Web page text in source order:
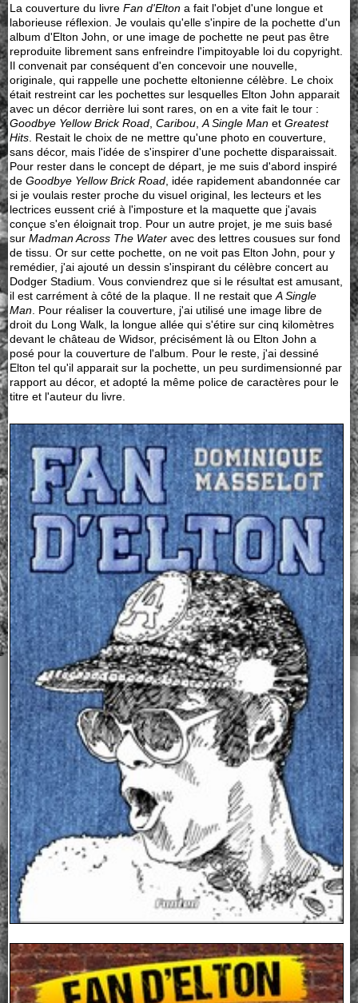
La couverture du livre Fan d'Elton a fait l'objet d'une longue et
laborieuse réflexion. Je voulais qu'elle s'inpire de la pochette d'un
album d'Elton John, or une image de pochette ne peut pas être
reproduite librement sans enfreindre l'impitoyable loi du copyright.
Il convenait par conséquent d'en concevoir une nouvelle,
originale, qui rappelle une pochette eltonienne célèbre. Le choix
était restreint car les pochettes sur lesquelles Elton John apparait
avec un décor derrière lui sont rares, on en a vite fait le tour :
Goodbye Yellow Brick Road Caribou A Single Man et Greatest
Hits . Restait le choix de ne mettre qu'une photo en couverture,
sans décor, mais l'idée de s'inspirer d'une pochette disparaissait.
Pour rester dans le concept de départ, je me suis d'abord inspiré
de Goodbye Yellow Brick Road , idée rapidement abandonnée car
si je voulais rester proche du visuel original, les lecteurs et les
lectrices eussent crié à l'imposture et la maquette que j'avais
conçue s'en éloignait trop. Pour un autre projet, je me suis basé
sur Madman Across The Water avec des lettres cousues sur fond
de tissu. Or sur cette pochette, on ne voit pas Elton John, pour y
remédier, j'ai ajouté un dessin s'inspirant du célèbre concert au
Dodger Stadium. Vous conviendrez que si le résultat est amusant,
il est carrément à côté de la plaque. Il ne restait que A Single
Man . Pour réaliser la couverture, j'ai utilisé une image libre de
droit du Long Walk, la longue allée qui s'étire sur cinq kilomètres
devant le château de Widsor, précisément là ou Elton John a
posé pour la couverture de l'album. Pour le reste, j'ai dessiné
Elton tel qu'il apparait sur la pochette, un peu surdimensionné par
rapport au décor, et adopté la même police de caractères pour le
titre et l'auteur du livre.